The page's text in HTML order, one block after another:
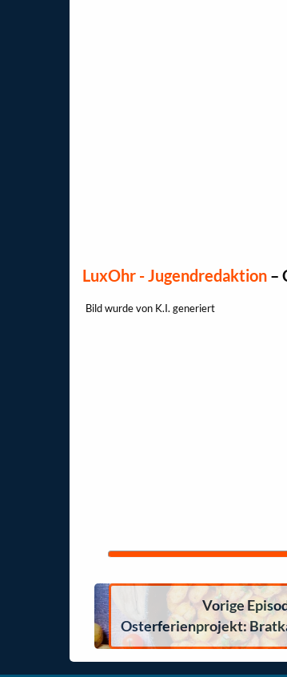
LuxOhr - Jugendredaktion –
Bild wurde von K.I. generiert
Vorige
Osterferienprojekt: